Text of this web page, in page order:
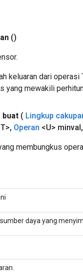
()
keluaran dari
yang mewakili
buat ( Lingkup
, Operan <U> minval,
membungkus
daya yang